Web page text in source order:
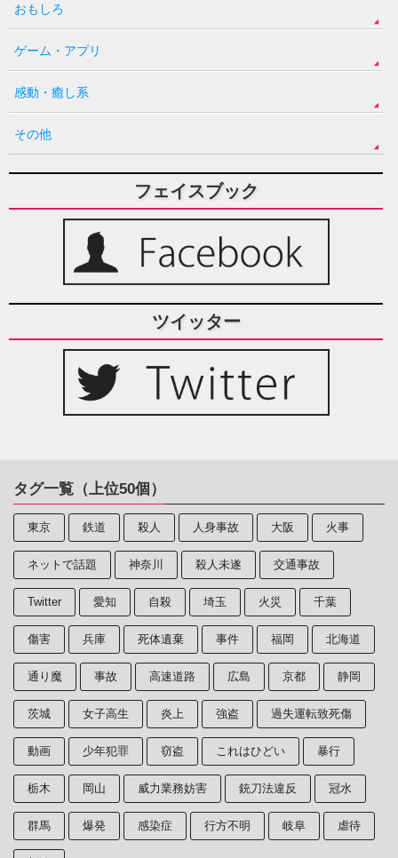
おもしろ
ゲーム・アプリ
感動・癒し系
その他
フェイスブック
ツイッター
タグ一覧（上位50個）
東京 鉄道 殺人 人身事故 大阪 火事
ネットで話題 神奈川 殺人未遂 交通事故
Twitter 愛知 自殺 埼玉 火災 千葉
傷害 兵庫 死体遺棄 事件 福岡 北海道
通り魔 事故 高速道路 広島 京都 静岡
茨城 女子高生 炎上 強盗 過失運転致死傷
動画 少年犯罪 窃盗 これはひどい 暴行
栃木 岡山 威力業務妨害 銃刀法違反 冠水
群馬 爆発 感染症 行方不明 岐阜 虐待